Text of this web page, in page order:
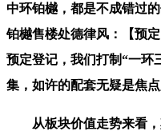
中环铂樾，都是不成错过
铂樾售楼处德律风：【预
预定登记，我们打制“一环
集，如许的配套无疑是焦点
从板块价值走势来看，